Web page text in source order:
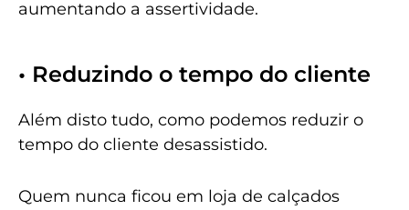
aumentando a assertividade.
• Reduzindo o tempo do cliente
Além disto tudo, como podemos reduzir o
tempo do cliente desassistido.
Quem nunca ficou em loja de calçados